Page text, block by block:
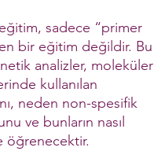
sadece “primer
bir eğitim değildir. Bu
analizler, moleküler
kullanılan
neden non-spesifik
ve bunların nasıl
öğrenecektir.